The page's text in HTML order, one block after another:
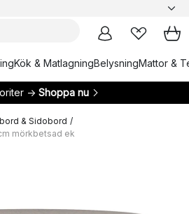
Kök & MatlagningBelysningMattor &
→ Shoppa nu
& Sidobord /
mörkbetsad ek